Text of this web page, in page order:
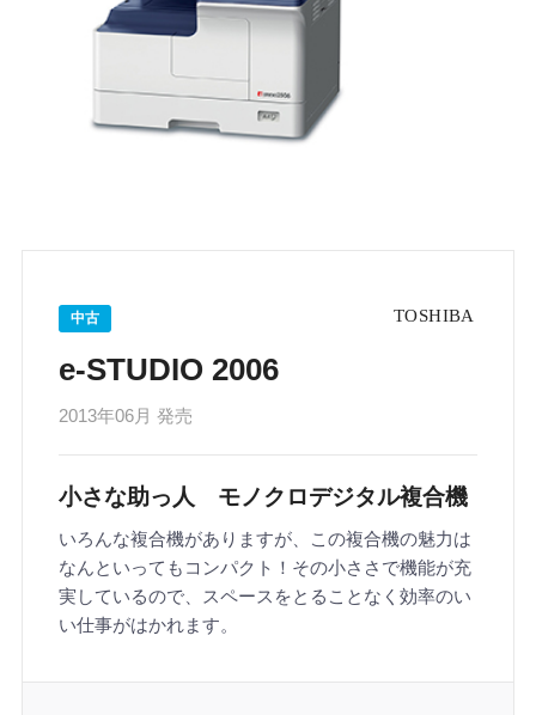
e-STUDIO 2006
2013年06月 発売
中古
小さな助っ人 モノクロデジタル複合機
いろんな複合機がありますが、この複合機の魅力は
なんといってもコンパクト！その小ささで機能が充
実しているので、スペースをとることなく効率のい
い仕事がはかれます。